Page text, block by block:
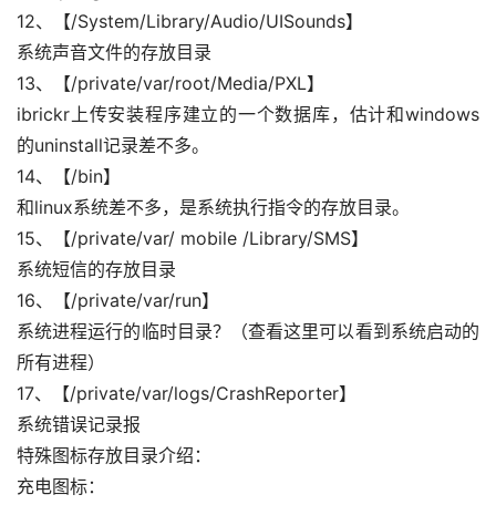
12、【/System/Library/Audio/UISounds】
系统声音文件的存放目录
13、【/private/var/root/Media/PXL】
ibrickr上传安装程序建立的一个数据库，估计和windows
的uninstall记录差不多。
14、【/bin】
和linux系统差不多，是系统执行指令的存放目录。
15、【/private/var/ mobile /Library/SMS】
系统短信的存放目录
16、【/private/var/run】
系统进程运行的临时目录？（查看这里可以看到系统启动的
所有进程）
17、【/private/var/logs/CrashReporter】
系统错误记录报
特殊图标存放目录介绍：
充电图标：